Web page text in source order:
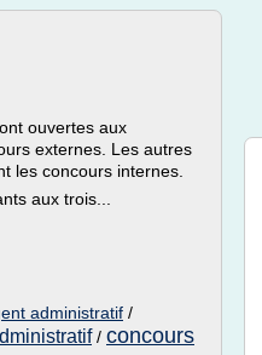
ouvertes aux
externes. Les autres
les concours internes.
aux trois...
administratif /
/ concours